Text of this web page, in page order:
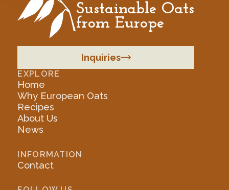
Sustainable Oats
from Europe
Inquiries
EXPLORE
Home
Why European Oats
Recipes
About Us
News
INFORMATION
Contact